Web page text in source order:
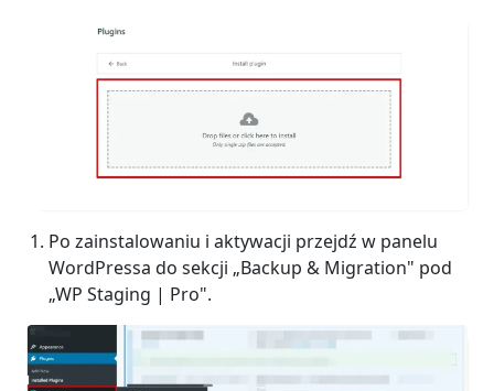
Po zainstalowaniu i aktywacji przejdź w panelu
WordPressa do sekcji „Backup & Migration" pod
„WP Staging | Pro".